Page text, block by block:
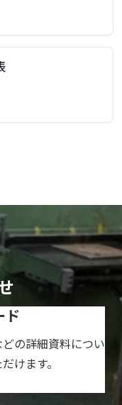
ド
の詳細資料につい
けます。